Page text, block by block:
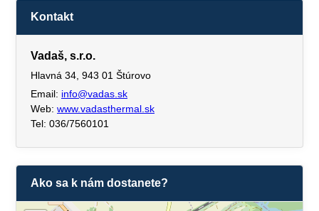
Kontakt
Vadaš, s.r.o.
Hlavná 34, 943 01 Štúrovo
Email: info@vadas.sk
Web: www.vadasthermal.sk
Tel: 036/7560101
Ako sa k nám dostanete?